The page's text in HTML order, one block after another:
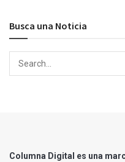
Busca una Noticia
Columna Digital es una